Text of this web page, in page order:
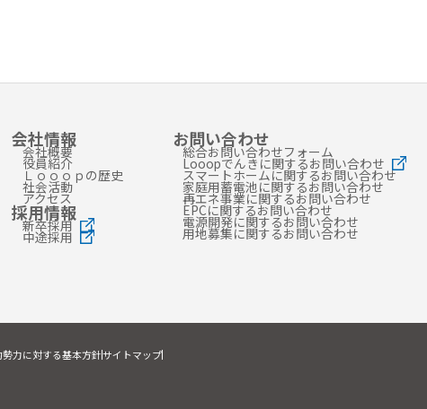
会社情報
会社概要
役員紹介
Ｌｏｏｏｐの歴史
社会活動
アクセス
採用情報
新卒採用
中途採用
お問い合わせ
総合お問い合わせフォーム
Looopでんきに関するお問い合わせ
スマートホームに関するお問い合わせ
家庭用蓄電池に関するお問い合わせ
再エネ事業に関するお問い合わせ
EPCに関するお問い合わせ
電源開発に関するお問い合わせ
用地募集に関するお問い合わせ
力に対する基本方針サイトマップ